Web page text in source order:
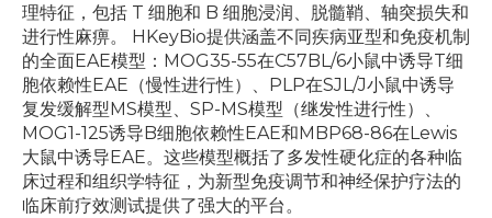
理特征，包括 T 细胞和 B 细胞浸润、脱髓鞘、轴突损失和
进行性麻痹。 HKeyBio提供涵盖不同疾病亚型和免疫机制
的全面EAE模型：MOG35-55在C57BL/6小鼠中诱导T细
胞依赖性EAE（慢性进行性）、PLP在SJL/J小鼠中诱导
复发缓解型MS模型、SP-MS模型（继发性进行性）、
MOG1-125诱导B细胞依赖性EAE和MBP68-86在Lewis
大鼠中诱导EAE。这些模型概括了多发性硬化症的各种临
床过程和组织学特征，为新型免疫调节和神经保护疗法的
临床前疗效测试提供了强大的平台。